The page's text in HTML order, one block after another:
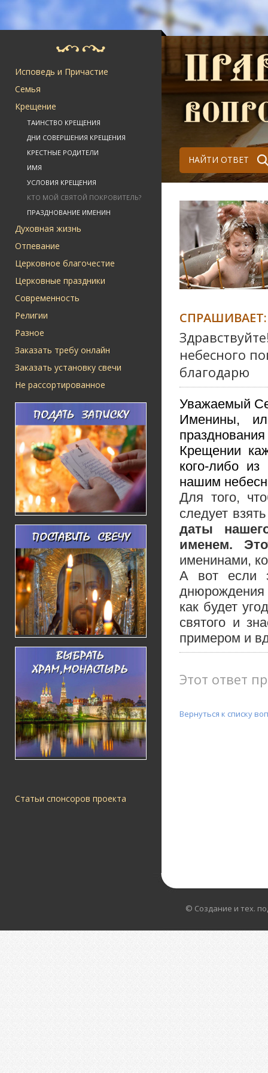
Исповедь и Причастие
Семья
Крещение
ТАИНСТВО КРЕЩЕНИЯ
ДНИ СОВЕРШЕНИЯ КРЕЩЕНИЯ
КРЕСТНЫЕ РОДИТЕЛИ
ИМЯ
УСЛОВИЯ КРЕЩЕНИЯ
КТО МОЙ СВЯТОЙ ПОКРОВИТЕЛЬ?
ПРАЗДНОВАНИЕ ИМЕНИН
Духовная жизнь
Отпевание
Церковное благочестие
Церковные праздники
Современность
Религии
Разное
Заказать требу онлайн
Заказать установку свечи
Не рассортированное
Статьи спонсоров проекта
НАЙТИ ОТВЕТ
СПРАШИВАЕТ:
небесного
благодарю
Уважаемый
Именины,
Крещении
кого-либо из
нашим
Для того,
следует
даты
именем.
именинами,
А вот если
днюрождения
как будет
святого и
примером и
Этот ответ
Вернуться к списку
© Создание и тех.